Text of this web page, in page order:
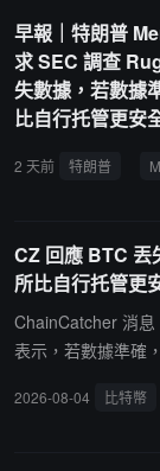
早報｜特朗普
求 SEC 調查
失數據，若數據
比自行托管更安
2 天前 特朗普
CZ 回應 BTC 丟
所比自行托管更
ChainCatcher 消
表示，若數據準確
資產遺失等事件往
2026-08-04 比特幣